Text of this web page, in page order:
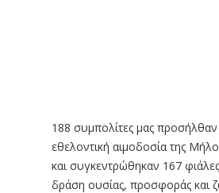
188 συμπολίτες μας
εθελοντική αιμοδοσία της
και συγκεντρώθηκαν 167
δράση ουσίας, προσφοράς και